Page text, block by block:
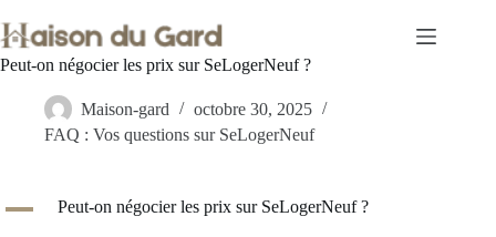
au
contenu
Peut-on négocier les prix sur SeLogerNeuf ?
Maison-gard
octobre 30, 2025
FAQ : Vos questions sur SeLogerNeuf
A Peut-on négocier les prix sur SeLogerNeuf ?